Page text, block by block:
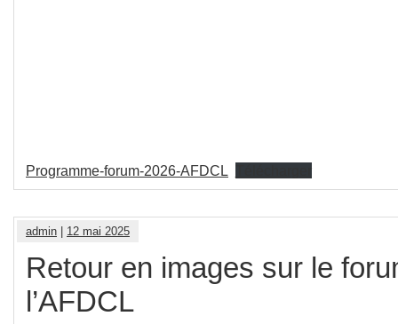
Programme-forum-2026-AFDCL
admin 12 mai 2025
Retour en images sur le
l’AFDCL